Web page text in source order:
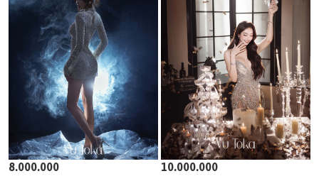
8.000.000 10.000.000